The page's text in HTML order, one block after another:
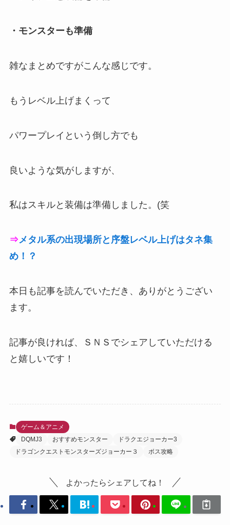
・モンスターも準備
雑なまとめですがこんな感じです。
もうレベル上げまくって
パワープレイという倒し方でも
良いような気がしますが、
私はスキルと装備は準備しました。(笑
⇒メタル系の出現場所と序盤レベル上げはタネ集
め！？
本日も記事を読んでいただき、ありがとうござい
ます。
記事が良ければ、ＳＮＳでシェアしていただける
と嬉しいです！
ゲーム＆アニメ
DQMJ3
おすすめモンスター
ドラクエジョーカー3
ドラゴンクエストモンスターズジョーカー３
ボス攻略
よかったらシェアしてね！